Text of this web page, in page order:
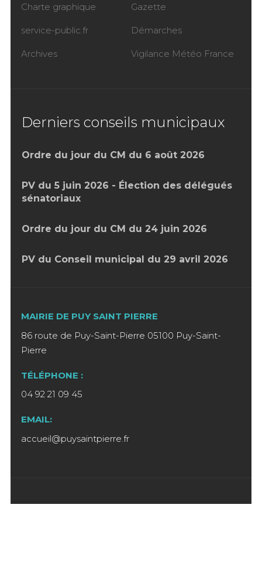
Charte graphique Gazette
service-public.fr Démarches
Archives Vigilance Météo France
Derniers conseils municipaux
Ordre du jour du CM du 6 août 2026
PV du 5 juin 2026 - Élection des délégués
sénatoriaux
Ordre du jour du CM du 24 juin 2026
PV du Conseil municipal du 29 avril 2026
MAIRIE DE PUY SAINT PIERRE
86 route de Puy-Saint-Pierre 05100 Puy-Saint-
Pierre
TÉLÉPHONE :
04 92 21 09 45
EMAIL:
accueil@puysaintpierre.fr